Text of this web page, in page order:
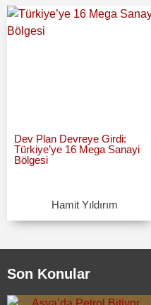
Dev Plan Devreye Girdi:
Türkiye’ye 16 Mega Sanayi
Bölgesi
Hamit Yıldırım
Son Konular